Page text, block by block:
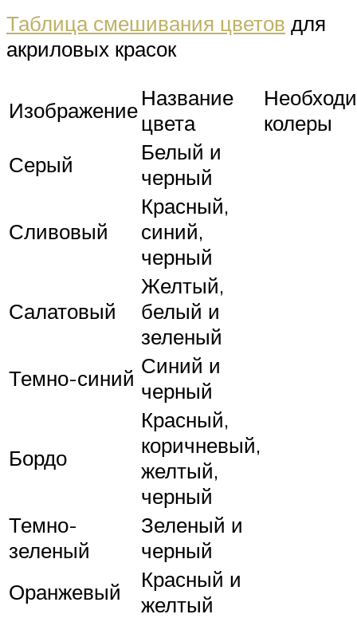
Таблица смешивания цветов для
акриловых красок
ИзображениеНазвание
цвета
колеры
Серый
Белый и
черный
Сливовый
Красный,
синий,
черный
Салатовый
Желтый,
белый и
зеленый
Темно-синий Синий и
черный
Бордо
Красный,
коричневый,
желтый,
черный
Темно-
зеленый
Зеленый и
черный
Оранжевый
Красный и
желтый